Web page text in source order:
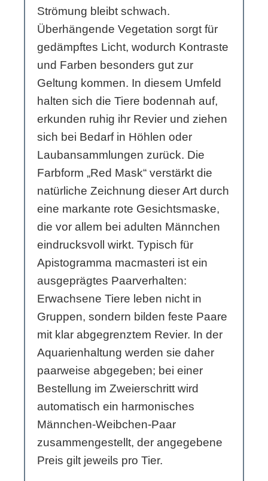
Strömung bleibt schwach.
Überhängende Vegetation sorgt für
gedämpftes Licht, wodurch Kontraste
und Farben besonders gut zur
Geltung kommen. In diesem Umfeld
halten sich die Tiere bodennah auf,
erkunden ruhig ihr Revier und ziehen
sich bei Bedarf in Höhlen oder
Laubansammlungen zurück. Die
Farbform „Red Mask“ verstärkt die
natürliche Zeichnung dieser Art durch
eine markante rote Gesichtsmaske,
die vor allem bei adulten Männchen
eindrucksvoll wirkt. Typisch für
Apistogramma macmasteri ist ein
ausgeprägtes Paarverhalten:
Erwachsene Tiere leben nicht in
Gruppen, sondern bilden feste Paare
mit klar abgegrenztem Revier. In der
Aquarienhaltung werden sie daher
paarweise abgegeben; bei einer
Bestellung im Zweierschritt wird
automatisch ein harmonisches
Männchen-Weibchen-Paar
zusammengestellt, der angegebene
Preis gilt jeweils pro Tier.